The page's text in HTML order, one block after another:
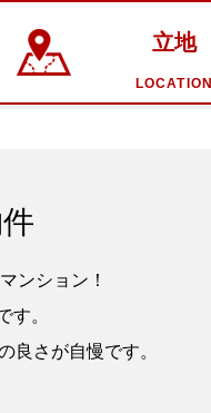
立地
LOCATION
ンション！
す。
良さが自慢です。